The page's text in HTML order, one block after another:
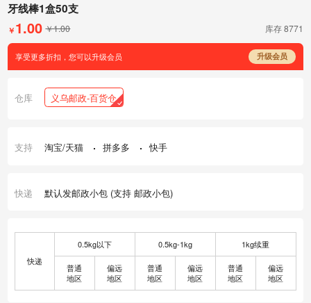
牙线棒1盒50支
￥ 1.00 ￥1.00 库存8771
享受更多折扣，您可以升级会员 升级会员
仓库 义乌邮政-百货仓
支持 淘宝/天猫 拼多多 快手
快递 默认发邮政小包 (支持 邮政小包)
快递
0.5kg以下 0.5kg-1kg 1kg续重
普通
地区
偏远
地区
普通
地区
偏远
地区
普通
地区
偏远
地区